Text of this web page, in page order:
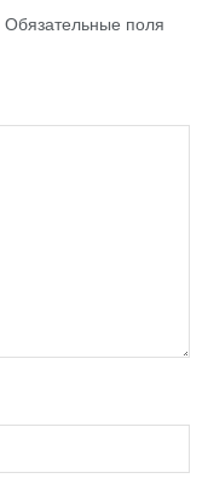
Обязательные поля